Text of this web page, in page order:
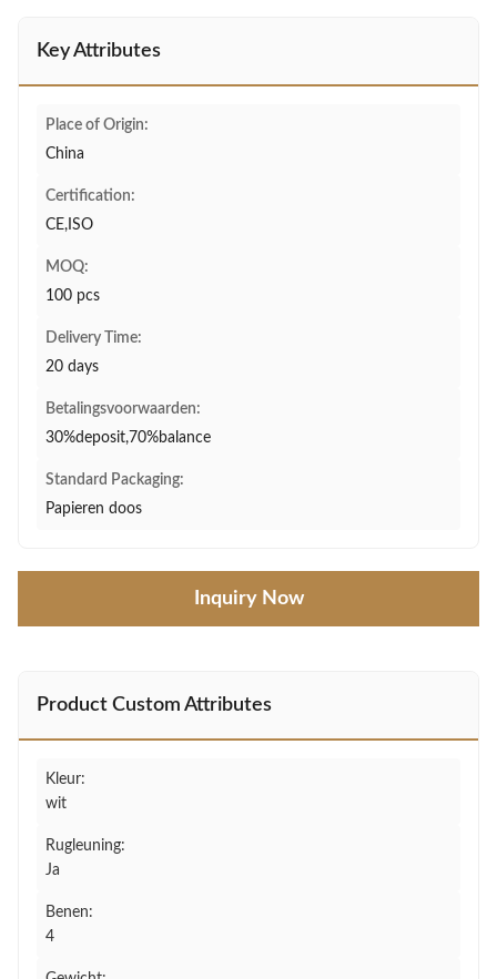
Key Attributes
Place of Origin:
China
Certification:
CE,ISO
MOQ:
100 pcs
Delivery Time:
20 days
Betalingsvoorwaarden:
30%deposit,70%balance
Standard Packaging:
Papieren doos
Inquiry Now
Product Custom Attributes
Kleur:
wit
Rugleuning:
Ja
Benen:
4